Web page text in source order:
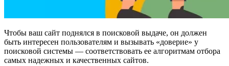
Чтобы ваш сайт поднялся в поисковой выдаче, он должен
быть интересен пользователям и вызывать «доверие» у
поисковой системы — соответствовать ее алгоритмам отбора
самых надежных и качественных сайтов.